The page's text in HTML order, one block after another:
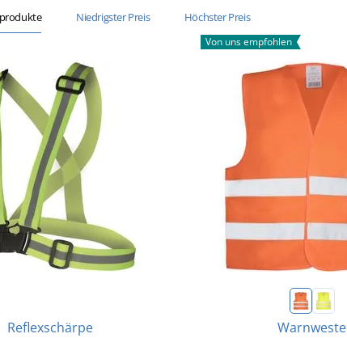
Niedrigster Preis Höchster Preis
Reflexschärpe
Von uns empfohlen
Warnweste